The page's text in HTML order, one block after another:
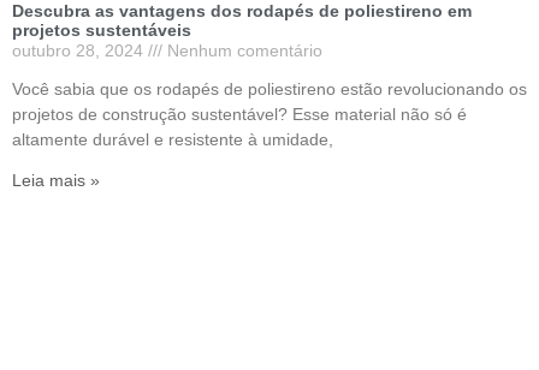
Descubra as vantagens dos rodapés de poliestireno em
projetos sustentáveis
outubro 28, 2024
Nenhum comentário
Você sabia que os rodapés de poliestireno estão revolucionando os
projetos de construção sustentável? Esse material não só é
altamente durável e resistente à umidade,
Leia mais »